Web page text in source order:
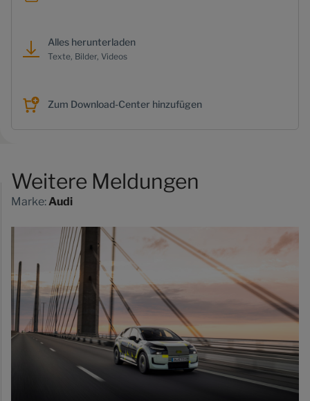
Alles herunterladen
Texte, Bilder, Videos
Zum Download-Center hinzufügen
Weitere Meldungen
Marke:Audi